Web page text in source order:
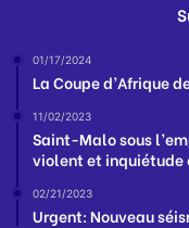
01/17/2024
La Coupe d’Afrique
11/02/2023
Saint-Malo sous
violent et inquiétude
02/21/2023
Urgent: Nouveau